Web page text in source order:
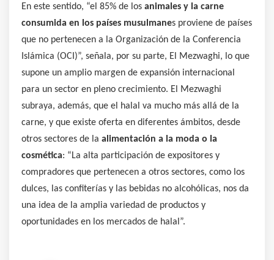
En este sentido, “el 85% de los animales y la carne
consumida en los países musulmanes proviene de países
que no pertenecen a la Organización de la Conferencia
Islámica (OCI)”, señala, por su parte, El Mezwaghi, lo que
supone un amplio margen de expansión internacional
para un sector en pleno crecimiento. El Mezwaghi
subraya, además, que el halal va mucho más allá de la
carne, y que existe oferta en diferentes ámbitos, desde
otros sectores de la alimentación a la moda o la
cosmética: “La alta participación de expositores y
compradores que pertenecen a otros sectores, como los
dulces, las confiterías y las bebidas no alcohólicas, nos da
una idea de la amplia variedad de productos y
oportunidades en los mercados de halal”.